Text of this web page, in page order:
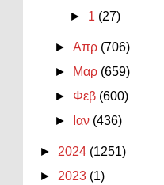
► 1 (27)
►Απρ (706)
►
Μαρ (659)
► Φεβ (600)
►
Ιαν (436)
► 2024 (1251)
► 2023 (1)